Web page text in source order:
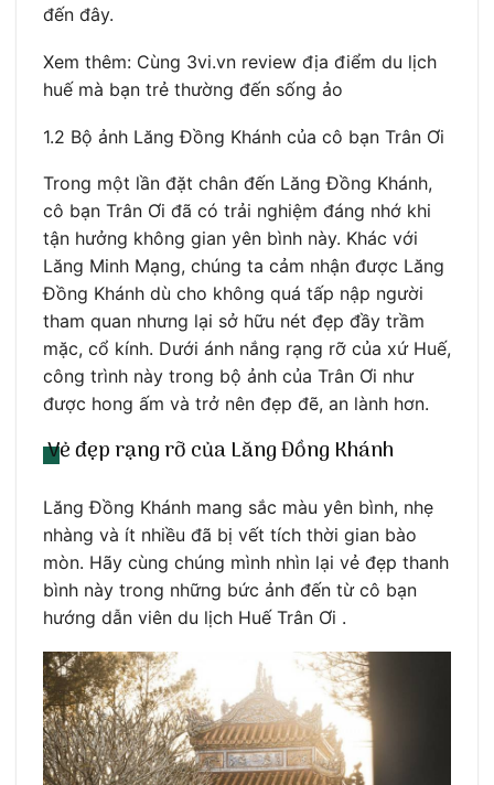
đến đây.
Xem thêm: Cùng 3vi.vn review địa điểm du lịch
huế mà bạn trẻ thường đến sống ảo
1.2 Bộ ảnh Lăng Đồng Khánh của cô bạn Trân Ơi
Trong một lần đặt chân đến Lăng Đồng Khánh,
cô bạn Trân Ơi đã có trải nghiệm đáng nhớ khi
tận hưởng không gian yên bình này. Khác với
Lăng Minh Mạng, chúng ta cảm nhận được Lăng
Đồng Khánh dù cho không quá tấp nập người
tham quan nhưng lại sở hữu nét đẹp đầy trầm
mặc, cổ kính. Dưới ánh nắng rạng rỡ của xứ Huế,
công trình này trong bộ ảnh của Trân Ơi như
được hong ấm và trở nên đẹp đẽ, an lành hơn.
Vẻ đẹp rạng rỡ của Lăng Đồng Khánh
Lăng Đồng Khánh mang sắc màu yên bình, nhẹ
nhàng và ít nhiều đã bị vết tích thời gian bào
mòn. Hãy cùng chúng mình nhìn lại vẻ đẹp thanh
bình này trong những bức ảnh đến từ cô bạn
hướng dẫn viên du lịch Huế Trân Ơi .